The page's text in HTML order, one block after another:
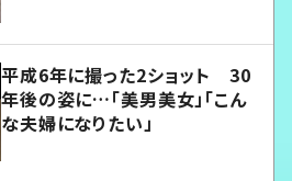
平成6年に撮った2ショット 30
年後の姿に…「美男美女」「こん
な夫婦になりたい」